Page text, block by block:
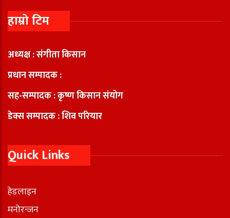
हाम्रो टिम
अध्यक्ष : संगीता किसान
प्रधान सम्पादक :
सह-सम्पादक : कृष्ण किसान संयोग
डेक्स सम्पादक : शिव परियार
Quick Links
हेडलाइन
मनोरन्जन